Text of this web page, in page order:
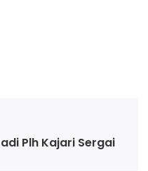
Plh Kajari Sergai